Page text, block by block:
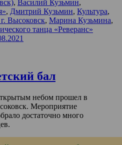
, Василий Кузьмин,
, Дмитрий Кузьмин, Культура,
Высоковск, Марина Кузьмина,
танца «Реверанс»
бал
небом прошел в
Мероприятие
достаточно много